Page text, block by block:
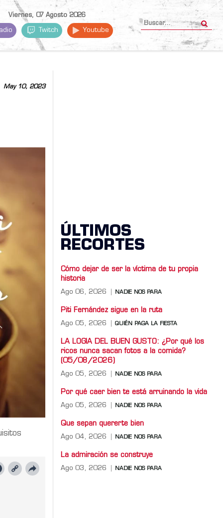
Viernes, 07 Agosto 2026
Twitch Youtube
May 10, 2023
ÚLTIMOS
RECORTES
Cómo dejar de ser la víctima de tu propia
historia
Ago 06, 2026 NADIE NOS PARA
Piti Fernández sigue en la ruta
Ago 05, 2026 QUIÉN PAGA LA FIESTA
LA LOGIA DEL BUEN GUSTO: ¿Por qué los
ricos nunca sacan fotos a la comida?
(05/08/2026)
Ago 05, 2026 NADIE NOS PARA
Por qué caer bien te está arruinando la vida
Ago 05, 2026 NADIE NOS PARA
Que sepan quererte bien
Ago 04, 2026 NADIE NOS PARA
La admiración se construye
Ago 03, 2026 NADIE NOS PARA